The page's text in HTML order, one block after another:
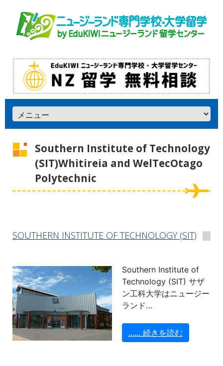
Southern Institute of Technology
(SIT)Whitireia and WelTecOtago
Polytechnic
SOUTHERN INSTITUTE OF TECHNOLOGY (SIT)
Southern Institute of
Technology (SIT) サザ
ン工科大学はニュージー
ランド…
...... 続きを読む